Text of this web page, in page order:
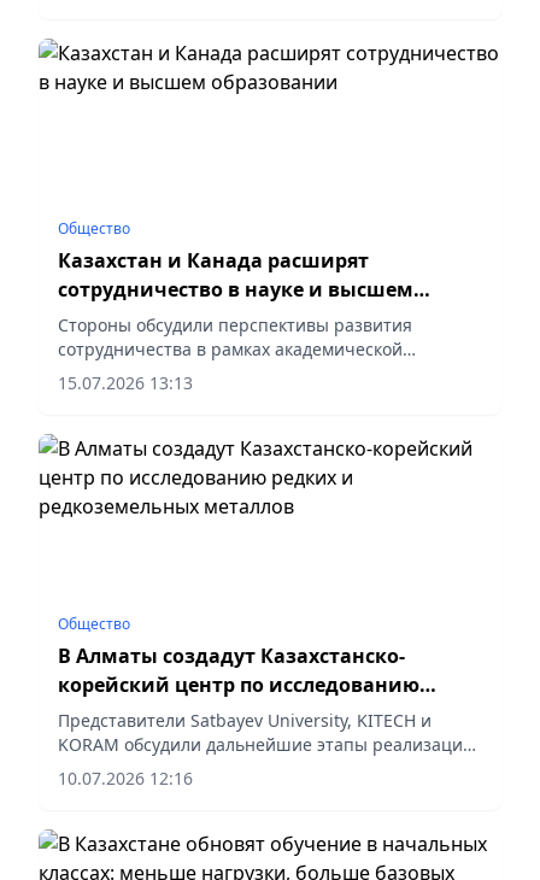
Общество
Казахстан и Канада расширят
сотрудничество в науке и высшем
образовании
Стороны обсудили перспективы развития
сотрудничества в рамках академической
мобильности студентов, сообщает корреспондент
vapress.kz.
15.07.2026 13:13
Общество
В Алматы создадут Казахстанско-
корейский центр по исследованию
редких и редкоземельных металлов
Представители Satbayev University, KITECH и
KORAM обсудили дальнейшие этапы реализации
проекта, сообщает vapress.kz.
10.07.2026 12:16